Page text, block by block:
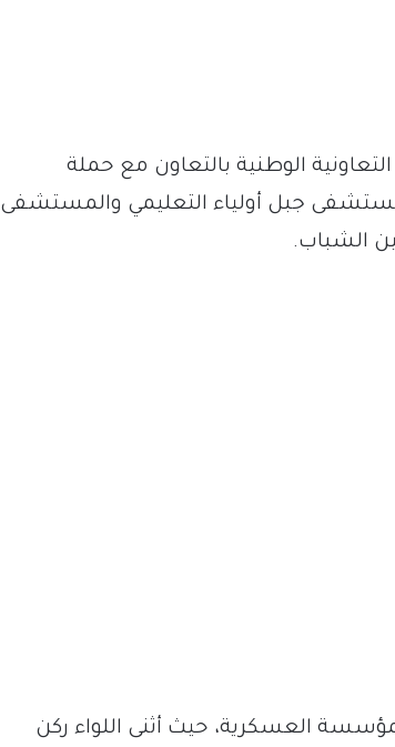
الوطنية بالتعاون مع حملة
جبل أولياء التعليمي والمستشفى
الشباب.
العسكرية، حيث أثنى اللواء ركن